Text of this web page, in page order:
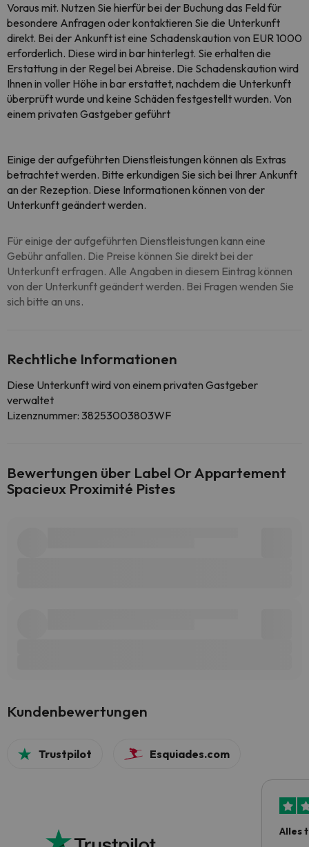
Voraus mit. Nutzen Sie hierfür bei der Buchung das Feld für
besondere Anfragen oder kontaktieren Sie die Unterkunft
direkt. Bei der Ankunft ist eine Schadenskaution von EUR 1000
erforderlich. Diese wird in bar hinterlegt. Sie erhalten die
Erstattung in der Regel bei Abreise. Die Schadenskaution wird
Ihnen in voller Höhe in bar erstattet, nachdem die Unterkunft
überprüft wurde und keine Schäden festgestellt wurden. Von
einem privaten Gastgeber geführt
Einige der aufgeführten Dienstleistungen können als Extras
betrachtet werden. Bitte erkundigen Sie sich bei Ihrer Ankunft
an der Rezeption. Diese Informationen können von der
Unterkunft geändert werden.
Für einige der aufgeführten Dienstleistungen kann eine
Gebühr anfallen. Die Preise können Sie direkt bei der
Unterkunft erfragen. Alle Angaben in diesem Eintrag können
von der Unterkunft geändert werden. Bei Fragen wenden Sie
sich bitte an uns.
Rechtliche Informationen
Diese Unterkunft wird von einem privaten Gastgeber
verwaltet
Lizenznummer: 38253003803WF
Bewertungen über Label Or Appartement
Spacieux Proximité Pistes
Kundenbewertungen
Trustpilot Esquiades.com
Alles